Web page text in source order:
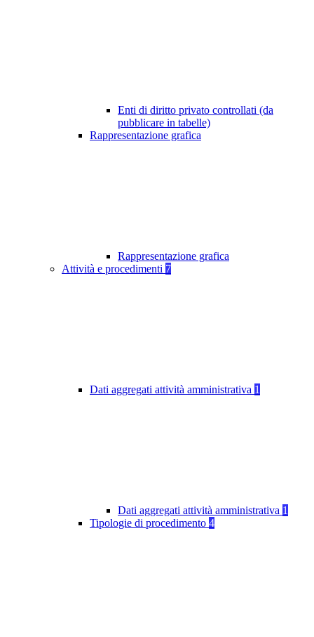
Enti di diritto privato controllati (da
pubblicare in tabelle)
Rappresentazione grafica
Rappresentazione grafica
Attività e procedimenti 7
Dati aggregati attività amministrativa 1
Dati aggregati attività amministrativa 1
Tipologie di procedimento 4